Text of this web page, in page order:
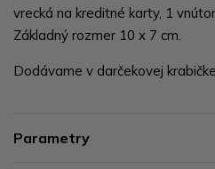
vrecká na kreditné karty, 1
Základný rozmer 10 x 7 cm.
Dodávame v darčekovej krabičke.
Parametry